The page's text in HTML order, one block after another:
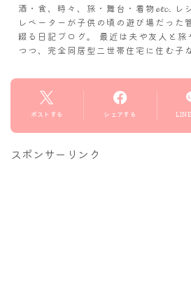
酒・食、時々、旅・舞台・着物𝓮𝓽𝓬. レ
レベーターが子供の頃の遊び場だった
綴る日記ブログ。 最近は夫や友人と
つつ、完全同居型二世帯住宅に住む子
ポストする シェアする
スポンサーリンク